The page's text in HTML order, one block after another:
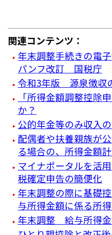
関連コンテンツ：
年末調整手続きの電
パンフ改訂 国税庁
令和3年版 源泉徴収
「所得金額調整控除
か？
公的年金等のみ収入
配偶者や扶養親族が
る場合の、所得金額
マイナポータルを活
税確定申告の簡便化
年末調整の際に基礎
与所得金額に係る所
年末調整 給与所得